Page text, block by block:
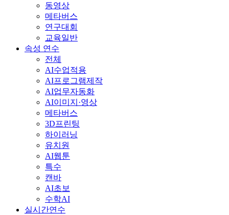
동영상
메타버스
연구대회
교육일반
속성 연수
전체
AI수업적용
AI프로그램제작
AI업무자동화
AI이미지·영상
메타버스
3D프린팅
하이러닝
유치원
AI웹툰
특수
캔바
AI초보
수학AI
실시간연수